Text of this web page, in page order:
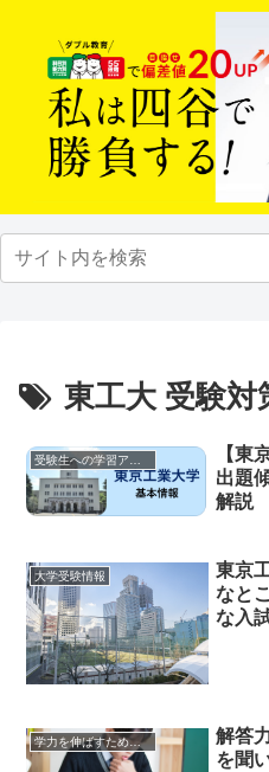
東工大 受験対
【東
出題
解説
大学受験情報
東京
なと
な入
学力を伸ばすためのヒント
解答
を聞